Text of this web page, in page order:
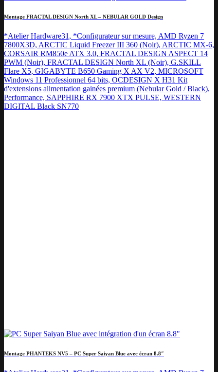
Montage FRACTAL DESIGN North XL – NEBULAR GOLD Design
*Atelier Hardware31, *Configurateur sur mesure, AMD Ryzen 7
7800X3D, ARCTIC Liquid Freezer III 360 (Noir), ARCTIC MX-6,
CORSAIR RM850e ATX 3.0, FRACTAL DESIGN ASPECT 14
PWM (Noir), FRACTAL DESIGN North XL (Noir), G.SKILL
Flare X5, GIGABYTE B650 Gaming X AX V2, MICROSOFT
Windows 11 Professionnel 64 bits, OCDESIGN X H31 Kit
d'extensions alimentation gainées premium (Nebular Gold / Black),
Performance, SAPPHIRE RX 7900 XTX PULSE, WESTERN
DIGITAL Black SN770
Montage PHANTEKS NV5 – PC Super Saiyan Blue avec écran 8.8″